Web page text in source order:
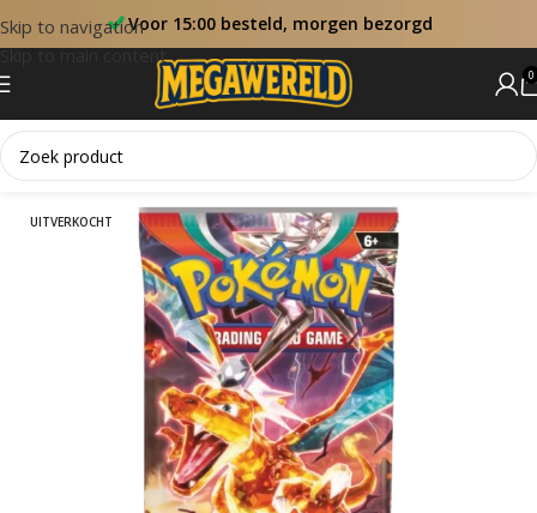
Skip to navigation
Skip to main content
Voor 15:00 besteld, morgen bezorgd
0
Home Booster Packs
UITVERKOCHT